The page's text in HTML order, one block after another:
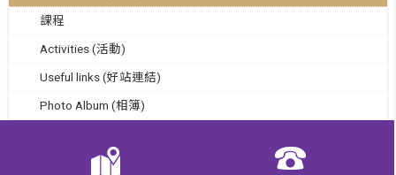
課程
Activities (活動)
Useful links (好站連結)
Photo Album (相簿)